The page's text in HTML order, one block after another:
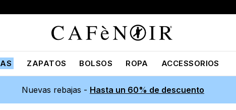
ZAPATOS BOLSOS ROPA ACCESSORIOS
Nuevas rebajas - Hasta un 60% de descuento